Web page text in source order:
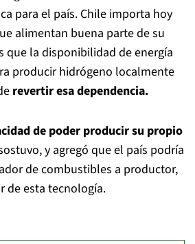
para el país. Chile importa hoy
alimentan buena parte de su
que la disponibilidad de energía
producir hidrógeno localmente
revertir esa dependencia.
de poder producir su propio
y agregó que el país podría
de combustibles a productor,
de esta tecnología.